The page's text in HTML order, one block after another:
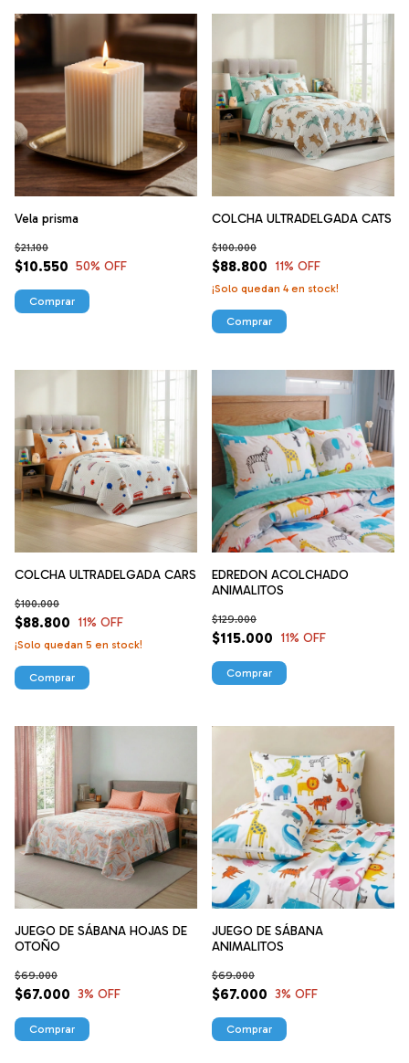
Vela prisma
$10.550
$21.100
50% OFF
COLCHA ULTRADELGADA CATS
$88.800
$100.000
11% OFF
¡Solo quedan 4en stock!
Comprar
COLCHA ULTRADELGADA CARS
$88.800
$100.000
11% OFF
¡Solo quedan 5 en stock!
Comprar
EDREDON ACOLCHADO
ANIMALITOS
$115.000
$129.000
11% OFF
Comprar
JUEGO DE SÁBANA HOJAS DE
OTOÑO
$67.000
$69.000
3% OFF
Comprar
JUEGO DE SÁBANA
ANIMALITOS
$67.000
$69.000
3% OFF
Comprar